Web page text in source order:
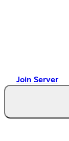
Join Server